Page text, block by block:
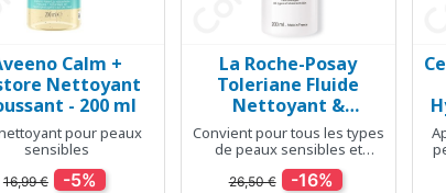
Aperçu rapide
Calm +
Nettoyant
- 200 ml
pour peaux
sensibles
16,99 € -5%
 Aperçu rapide
La Roche-Posay
Toleriane Fluide
Nettoyant &
Démaquillant - 400 ml
Convient pour tous les types
de peaux sensibles et
intolérantes
26,50 € -16%